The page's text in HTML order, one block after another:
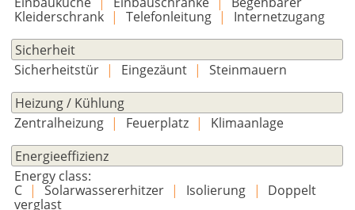
Kleiderschrank | Telefonleitung |
Internetzugang
Sicherheit
Sicherheitstür | Eingezäunt |
Steinmauern
Heizung / Kühlung
Zentralheizung | Feuerplatz |
Klimaanlage
Energieeffizienz
Energy class:
C | Solarwassererhitzer | Isolierung |
Doppelt
verglast